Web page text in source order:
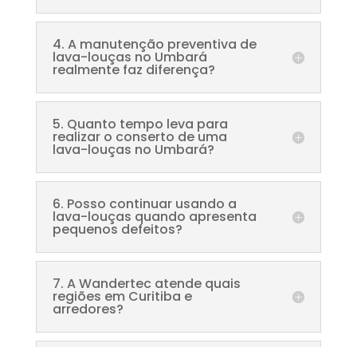
4. A manutenção preventiva de
lava-louças no Umbará
realmente faz diferença?
5. Quanto tempo leva para
realizar o conserto de uma
lava-louças no Umbará?
6. Posso continuar usando a
lava-louças quando apresenta
pequenos defeitos?
7. A Wandertec atende quais
regiões em Curitiba e
arredores?